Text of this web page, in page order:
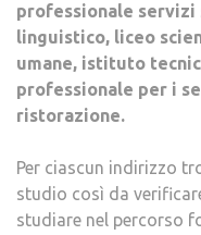
professionale servizi
linguistico, liceo
umane, istituto
professionale per i
ristorazione.
Per ciascun indirizzo
studio così da
studiare nel percorso